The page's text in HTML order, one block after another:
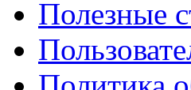
Полезные